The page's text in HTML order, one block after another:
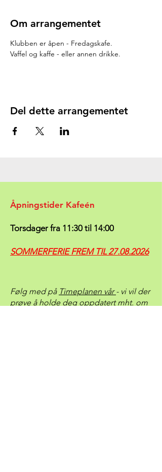
Om arrangementet
Klubben er åpen - Fredagskafe.
Vaffel og kaffe - eller annen drikke.
Del dette arrangementet
Åpningstider Kafeén
Torsdager fra 11:30 til 14:00
SOMMERFERIE FREM TIL27.08.2026
Følg med på Timeplanen vår- vi vil der
prøve å holde deg oppdatert mht. om